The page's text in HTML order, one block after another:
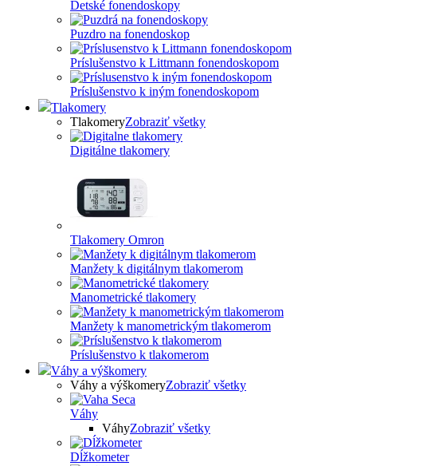
Detské fonendoskopy
Puzdro na fonendoskop
Príslušenstvo k Littmann fonendoskopom
Príslušenstvo k iným fonendoskopom
Tlakomery
TlakomeryZobraziť všetky
Digitálne tlakomery
Tlakomery Omron
Manžety k digitálnym tlakomerom
Manometrické tlakomery
Manžety k manometrickým tlakomerom
Príslušenstvo k tlakomerom
Váhy a výškomery
Váhy a výškomeryZobraziť všetky
Váhy
VáhyZobraziť všetky
Dĺžkometer